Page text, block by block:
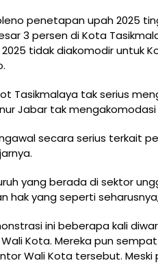
penetapan upah 2025
3 persen di Kota
2025 tidak diakomodir untuk
Tasikmalaya tak serius
Jabar tak
secara serius terkait
yang berada di sektor
hak yang seperti
ini beberapa kali
Kota. Mereka pun
Wali Kota tersebut.